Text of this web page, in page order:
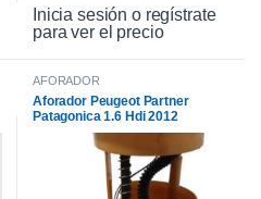
Inicia sesión o regístrate
para ver el precio
AFORADOR
Aforador Peugeot Partner
Patagonica 1.6 Hdi 2012